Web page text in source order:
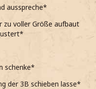
ausspreche*
zu voller Größe aufbaut
schenke*
der 3B schieben lasse*